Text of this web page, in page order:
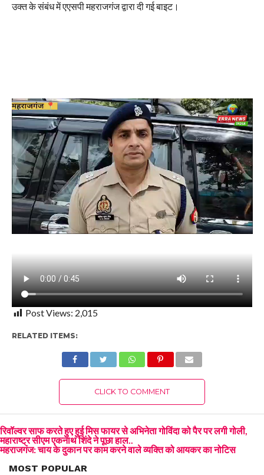
उक्त के संबंध में एएसपी महराजगंज द्वारा दी गई बाइट।
Post Views: 2,015
RELATED ITEMS:
CLICK TO COMMENT
रिवॉल्वर साफ करते हुए हुई मिस फायर से अभिनेता गोविंदा को पैर पर लगी गोली,
महाराष्ट्र सीएम एकनाथ शिंदे ने पूछा हाल..
महराजगंज: चाय के दुकान पर काम करने वाले व्यक्ति को आयकर का नोटिस
MOST POPULAR